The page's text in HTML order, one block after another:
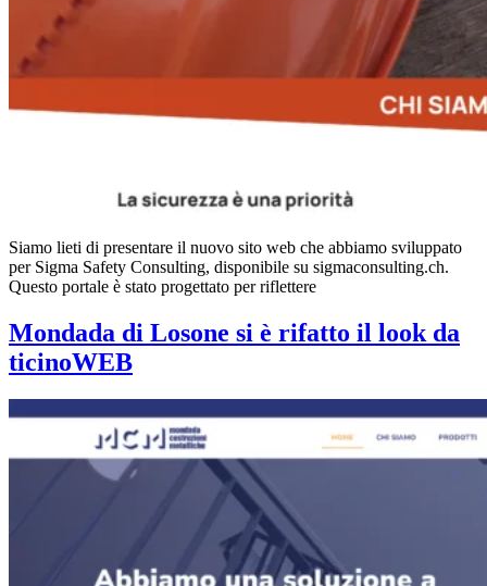
Siamo lieti di presentare il nuovo sito web che abbiamo sviluppato
per Sigma Safety Consulting, disponibile su sigmaconsulting.ch.
Questo portale è stato progettato per riflettere
Mondada di Losone si è rifatto il look da
ticinoWEB